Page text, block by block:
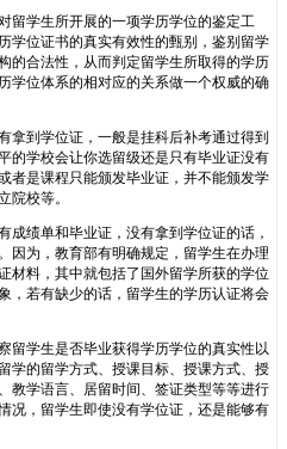
留学生所开展的一项学历学位的鉴定工
学位证书的真实有效性的甄别，鉴别留学
的合法性，从而判定留学生所取得的学历
学位体系的相对应的关系做一个权威的确
拿到学位证，一般是挂科后补考通过得到
的学校会让你选留级还是只有毕业证没有
者是课程只能颁发毕业证，并不能颁发学
院校等。
成绩单和毕业证，没有拿到学位证的话，
因为，教育部有明确规定，留学生在办理
材料，其中就包括了国外留学所获的学位
，若有缺少的话，留学生的学历认证将会
留学生是否毕业获得学历学位的真实性以
学的留学方式、授课目标、授课方式、授
教学语言、居留时间、签证类型等等进行
况，留学生即使没有学位证，还是能够有